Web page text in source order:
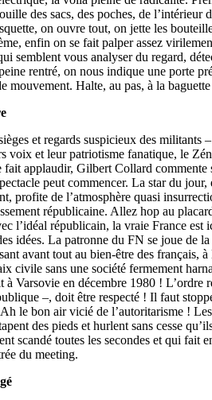
des sacs, des poches, de l’intérieur
on ouvre tout, on jette les
enfin on se fait palper assez
semblent vous analyser du regard,
rentré, on nous indique une porte
mouvement. Halte, au pas, à la
et regards suspicieux des militants
voix et leur patriotisme fanatique, le
applaudir, Gilbert Collard commente
peut commencer. La star du jour,
profite de l’atmosphère quasi
républicaine. Allez hop au
l’idéal républicain, la vraie France est
idées. La patronne du FN se joue de
avant tout au bien-être des français,
civile sans une société fermement
à Varsovie en décembre 1980 ! L’ordre
–, doit être respecté ! Il faut
le bon air vicié de l’autoritarisme !
des pieds et hurlent sans cesse
scandé toutes les secondes et qui fait
du meeting.